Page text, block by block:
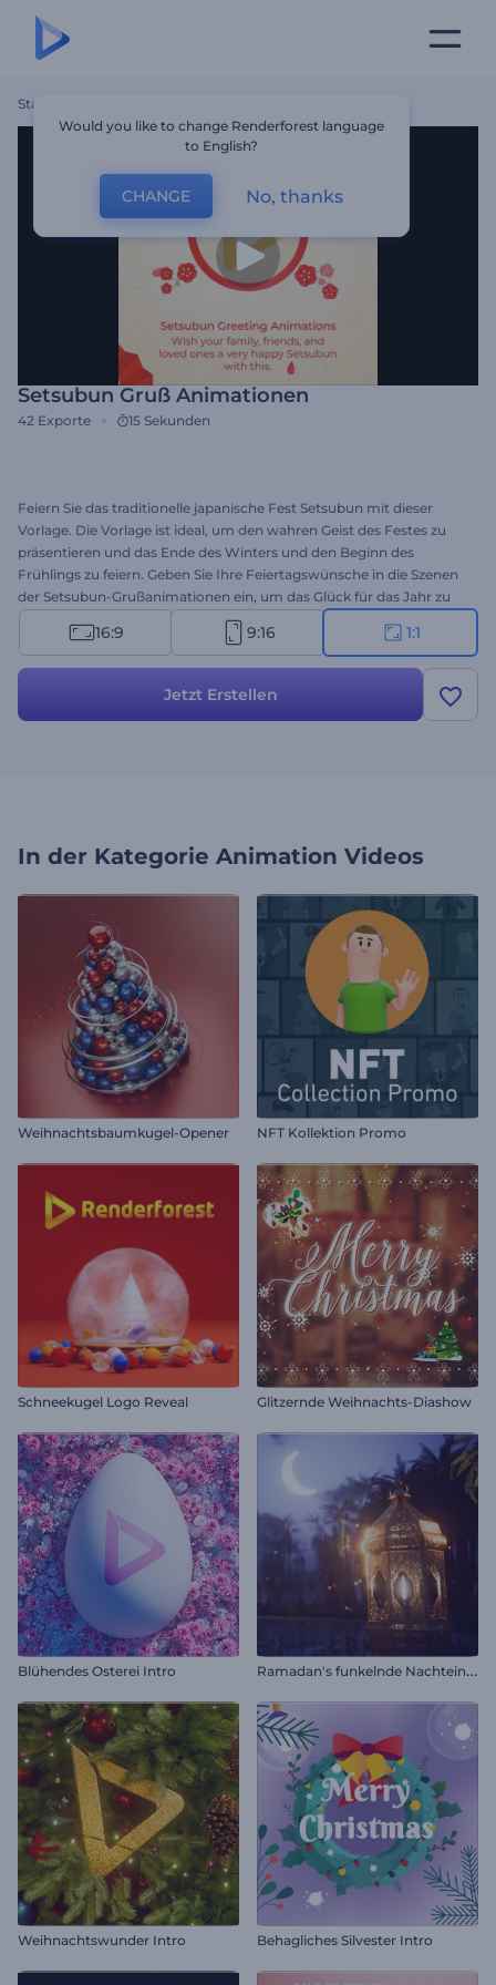
Startseite
Setsubun Gruß Animationen
42 Exporte 15 Sekunden
Feiern Sie das traditionelle japanische Fest Setsubun mit dieser
Vorlage. Die Vorlage ist ideal, um den wahren Geist des Festes zu
präsentieren und das Ende des Winters und den Beginn des
Frühlings zu feiern. Geben Sie Ihre Feiertagswünsche in die Szenen
der Setsubun-Grußanimationen ein, um das Glück für das Jahr zu
begrüßen und böse Geister zu vertreiben. Laden Sie Ihr Logo hoch,
geben Sie Ihre Botschaften ein, und Sie erhalten mit wenigen Klicks
Videogrüße, Urlaubsfeiern, Präsentationseröffnungen und vieles
16:9 9:16 1:1
Jetzt Erstellen
In der Kategorie Animation Videos
Weihnachtsbaumkugel-Opener NFT Kollektion Promo
Schneekugel Logo Reveal Glitzernde Weihnachts-Diashow
Blühendes Osterei Intro R
amadan's funkelnde Nachteinführung
Weihnachtswunder Intro Behagliches Silvester Intro
Would you like to change Renderforest language
to English?
CHANGE No, thanks